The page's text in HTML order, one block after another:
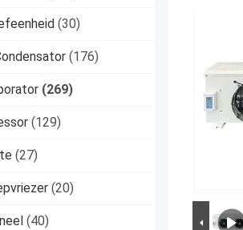
(30)
(176)
(269)
(129)
(27)
(20)
(40)